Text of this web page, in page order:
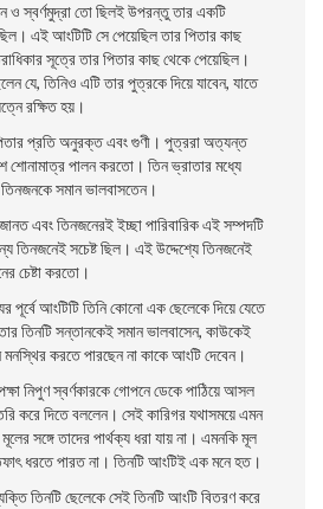
ও স্বর্ণমুদ্রা তাে ছিলই উপরন্তু তার একটি
এই আংটিটি সে পেয়েছিল তার পিতার কাছ
সূত্রে তার পিতার কাছ থেকে পেয়েছিল।
যে, তিনিও এটি তার পুত্রকে দিয়ে যাবেন, যাতে
রক্ষিত হয়।
প্রতি অনুরক্ত এবং গুণী। পুত্ররা অত্যন্ত
পালন করতাে। তিন ভ্রাতার মধ্যে
সমান ভালবাসতেন।
এবং তিনজনেরই ইচ্ছা পারিবারিক এই সম্পদটি
তিনজনেই সচেষ্ট ছিল। এই উদ্দেশ্যে তিনজনেই
চেষ্টা করতাে।
আংটিটি তিনি কোনাে এক ছেলেকে দিয়ে যেতে
তিনটি সন্তানকেই সমান ভালবাসেন, কাউকেই
করতে পারছেন না কাকে আংটি দেবেন।
নিপুণ স্বর্ণকারকে গােপনে ডেকে পাঠিয়ে আসল
করে দিতে বললেন। সেই কারিগর যথাসময়ে এমন
সঙ্গে তাদের পার্থক্য ধরা যায় না। এমনকি মূল
ধরতে পারত না। তিনটি আংটিই এক মনে হত।
তিনটি ছেলেকে সেই তিনটি আংটি বিতরণ করে